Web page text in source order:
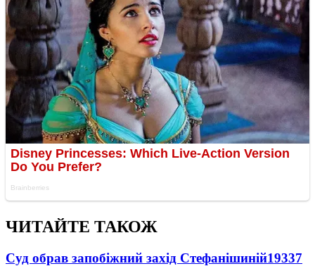
ЧИТАЙТЕ ТАКОЖ
Суд обрав запобіжний захід Стефанішиній19337